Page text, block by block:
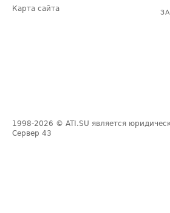
Карта сайта
1998-2026 © ATI.SU является
Сервер 43